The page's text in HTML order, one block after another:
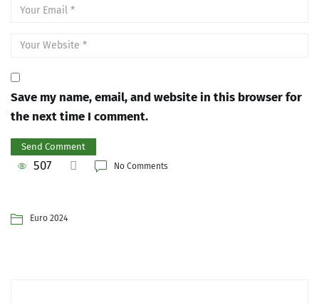
Save my name, email, and website in this browser for
the next time I comment.
507 No Comments
Euro 2024